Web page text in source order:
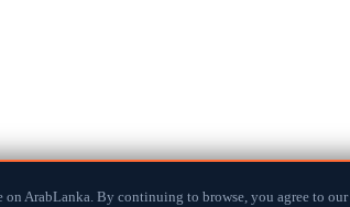
on ArabLanka. By continuing to browse, you agree to our